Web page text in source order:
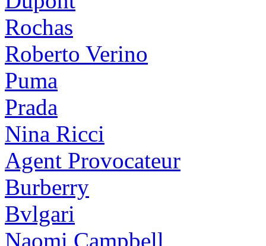
Rochas
Roberto Verino
Puma
Prada
Nina Ricci
Agent Provocateur
Burberry
Bvlgari
Naomi Campbell